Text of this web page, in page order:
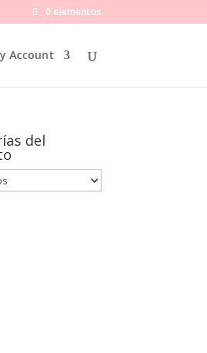
0 elementos
Account
del